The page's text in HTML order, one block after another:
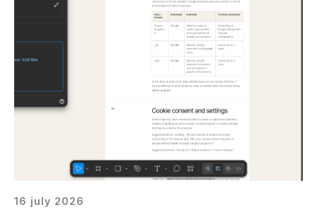
16 july 2026